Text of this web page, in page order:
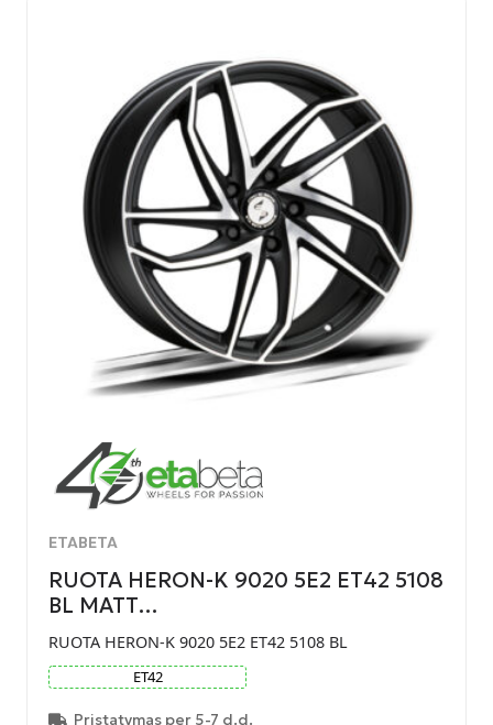
ETABETA
RUOTA HERON-K 9020 5E2 ET42 5108
BL MATT…
RUOTA HERON-K 9020 5E2 ET42 5108 BL
ET42
Pristatymas per 5-7 d.d.